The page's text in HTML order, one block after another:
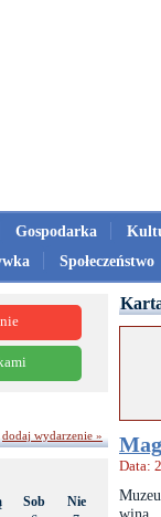
Gospodarka
Społeczeństwo
Data:
Sob
Nie
dodaj wydarzenie »